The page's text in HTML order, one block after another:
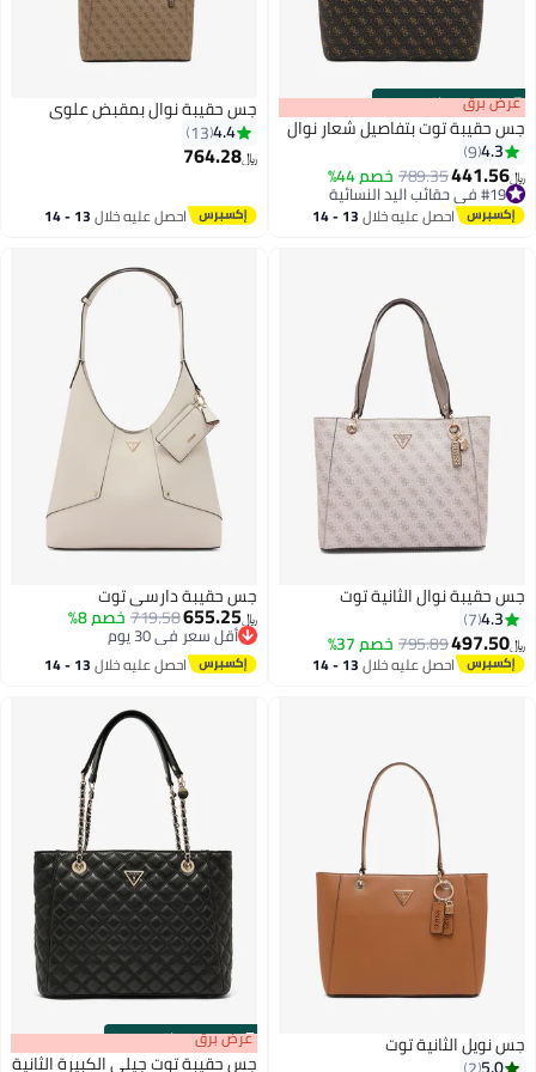
00m:00s
·باقي 100% عرض برق
جس حقيبة توت بتفاصيل شعار نوال
4.3
9
﷼‏441.56
789.35خصم 44%
#19 في حقائب اليد النسائية
#19 في حقائب اليد النسائية احصل عليه خلال 13 - 14
جس حقيبة نوال بمقبض علوي
4.4
13
﷼‏764.28
احصل عليه خلال 13 - 14
جس حقيبة نوال الثانية توت
4.3
7
﷼‏497.50
795.89خصم 37%
احصل عليه خلال 13 - 14
جس حقيبة دارسي توت
﷼‏655.25
719.58خصم 8%
أقل سعر في 30 يوم
أقل سعر في 30 يوماحصل عليه خلال 13 - 14
جس نويل الثانية توت 00m:00s
·باقي 100% عرض برق
جس حقيبة توت جيلي الكبيرة الثانية